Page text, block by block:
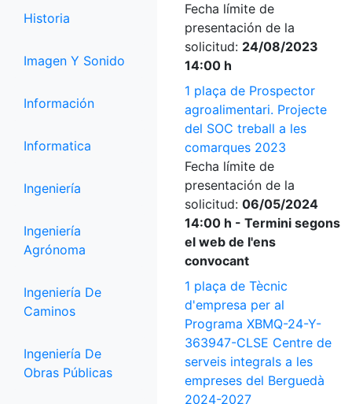
Historia
Imagen Y Sonido
Información
Informatica
Ingeniería
Ingeniería
Agrónoma
Ingeniería De
Caminos
Ingeniería De
Obras Públicas
Fecha límite de
presentación de la
solicitud: 24/08/2023
14:00 h
1 plaça de Prospector
agroalimentari. Projecte
del SOC treball a les
comarques 2023
Fecha límite de
presentación de la
solicitud: 06/05/2024
14:00 h - Termini segons
el web de l'ens
convocant
1 plaça de Tècnic
d'empresa per al
Programa XBMQ-24-Y-
363947-CLSE Centre de
serveis integrals a les
empreses del Berguedà
2024-2027